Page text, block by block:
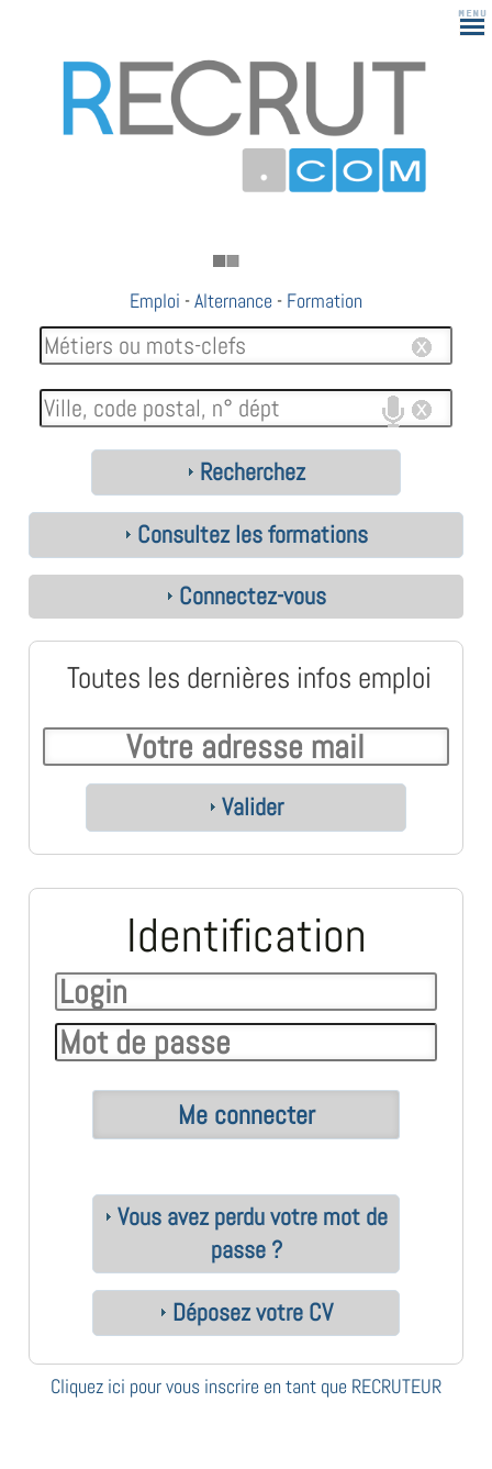
Emploi -Alternance - Formation
Recherchez
Consultez les formations
Connectez-vous
Toutes les dernières infos emploi
Valider
Identification
Vous avez perdu votre mot de
passe ?
Déposez votre CV
Cliquez ici pour vous inscrire en tant que RECRUTEUR